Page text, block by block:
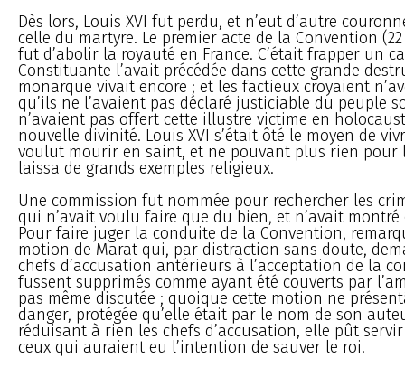
Dès lors, Louis XVI fut perdu, et n’eut d’autre
celle du martyre. Le premier acte de la Convention (22
fut d’abolir la royauté en France. C’était frapper un
Constituante l’avait précédée dans cette grande
monarque vivait encore ; et les factieux croyaient
qu’ils ne l’avaient pas déclaré justiciable du peuple
n’avaient pas offert cette illustre victime en
nouvelle divinité. Louis XVI s’était ôté le moyen de
voulut mourir en saint, et ne pouvant plus rien pour
laissa de grands exemples religieux.
Une commission fut nommée pour rechercher les
qui n’avait voulu faire que du bien, et n’avait montré
Pour faire juger la conduite de la Convention,
motion de Marat qui, par distraction sans doute,
chefs d’accusation antérieurs à l’acceptation de la
fussent supprimés comme ayant été couverts par
pas même discutée ; quoique cette motion ne
danger, protégée qu’elle était par le nom de son
réduisant à rien les chefs d’accusation, elle pût
ceux qui auraient eu l’intention de sauver le roi.